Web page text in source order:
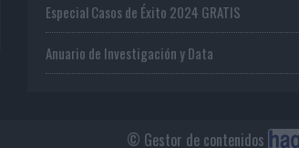
Especial Casos de Éxito 2024 GRATIS
Anuario de Investigación y Data
© Gestor de contenidos